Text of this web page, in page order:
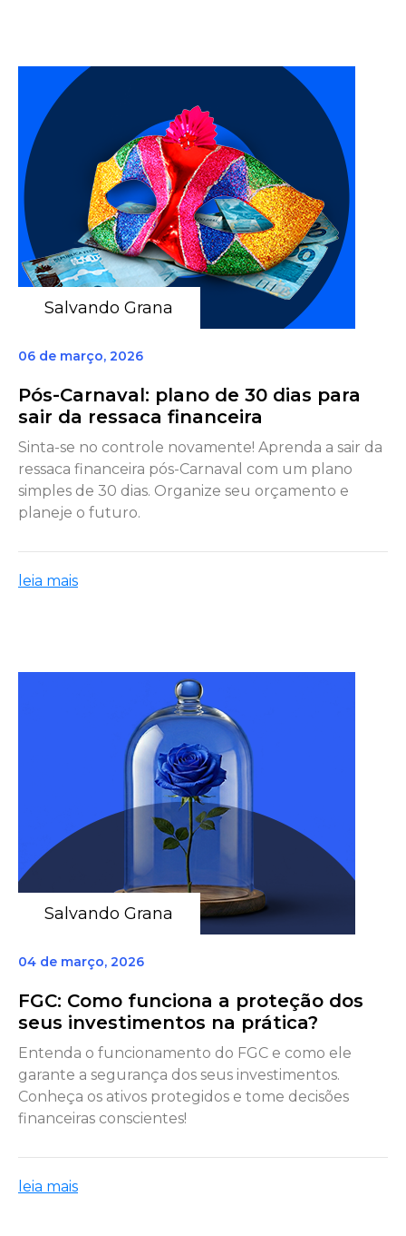
Salvando Grana
06 de março, 2026
Pós-Carnaval: plano de 30 dias para
sair da ressaca financeira
Sinta-se no controle novamente! Aprenda a sair da
ressaca financeira pós-Carnaval com um plano
simples de 30 dias. Organize seu orçamento e
planeje o futuro.
leia mais
Salvando Grana
04 de março, 2026
FGC: Como funciona a proteção dos
seus investimentos na prática?
Entenda o funcionamento do FGC e como ele
garante a segurança dos seus investimentos.
Conheça os ativos protegidos e tome decisões
financeiras conscientes!
leia mais